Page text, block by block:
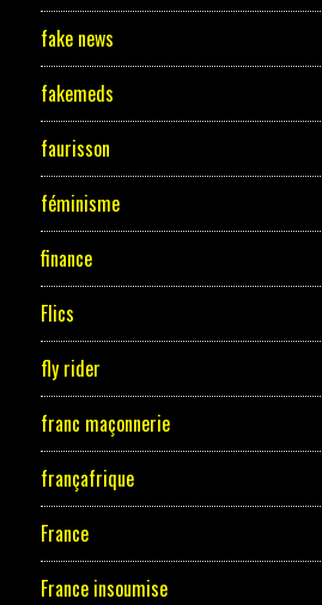
fake news
fakemeds
faurisson
féminisme
finance
Flics
fly rider
franc maçonnerie
françafrique
France
France insoumise